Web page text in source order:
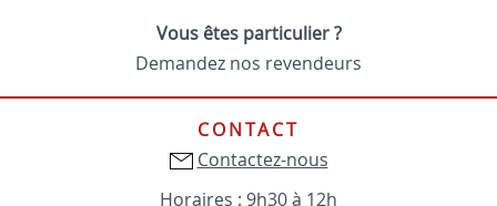
Vous êtes particulier ?
Demandez nos revendeurs
CONTACT
Contactez-nous
Horaires : 9h30 à 12h